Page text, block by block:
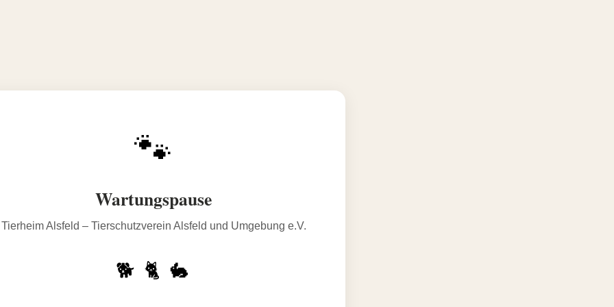
🐾
Wartungspause
Tierheim Alsfeld – Tierschutzverein Alsfeld und Umgebung e.V.
🐕 🐈 🐇